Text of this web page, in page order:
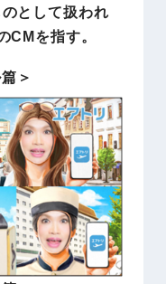
として扱われ
CMを指す。
＞